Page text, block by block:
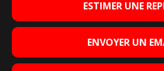
ESTIMER UNE
ENVOYER UN